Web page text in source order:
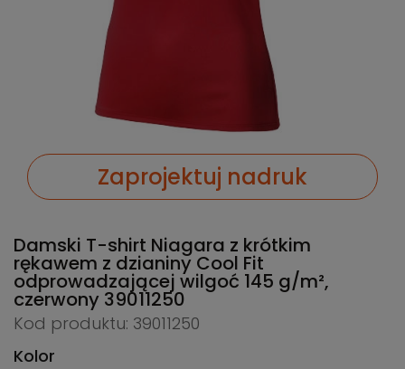
Zaprojektuj nadruk
Damski T-shirt Niagara z krótkim
rękawem z dzianiny Cool Fit
odprowadzającej wilgoć 145 g/m²,
czerwony 39011250
Kod produktu: 39011250
Kolor